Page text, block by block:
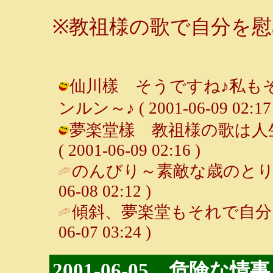
※教祖様の歌で自分を
仙川樣 そうですね♪私も
ンルン～♪ ( 2001-06-09
夢楽堂樣 教祖様の歌は人
( 2001-06-09 02:16 )
のんびり～素敵な歳のと
06-08 02:12 )
傾斜、夢楽堂もそれで自
06-07 03:24 )